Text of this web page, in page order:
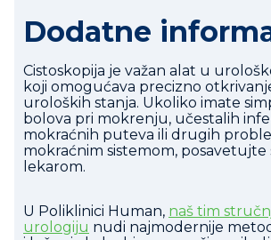
Dodatne
Cistoskopija je važan alat u
koji omogućava precizno
uroloških stanja. Ukoliko imate
bolova pri mokrenju, učestalih
mokraćnih puteva ili drugih
mokraćnim sistemom, posavetujte
lekarom.
U Poliklinici Human, naš tim
urologiju nudi najmodernije